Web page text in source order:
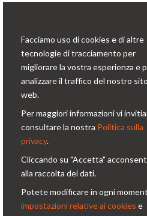
vitalità, una gamma di prodotti e
Contatti
Via Prinetti, 32 - 20127
Milano - Italy
+39 0226110946
Chi Siamo
Condizioni generali
Facciamo uso di cookies e di altre
tecnologie di tracciamento per
migliorare la vostra esperienza e
analizzare il traffico del nostro sito
web.
Per maggiori informazioni vi
consultare la nostra Politica sulla
privacy.
Cliccando su "Accetta"
alla raccolta dei dati.
Potete modificare in ogni
impostazioni relative ai cookies e